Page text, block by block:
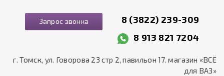
Запрос звонка
8 (3822) 239-309
8 913 821 7204
г. Томск, ул. Говорова 23 стр 2, павильон 17. магазин «ВСЁ
для ВАЗ»